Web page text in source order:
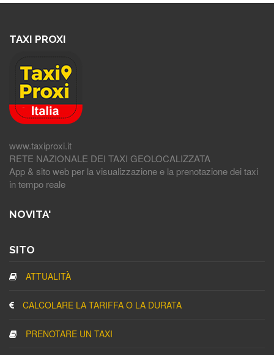
TAXI PROXI
www.taxiproxi.it
RETE NAZIONALE DEI TAXI GEOLOCALIZZATA
App & sito web per la visualizzazione e la prenotazione dei taxi
in tempo reale
NOVITA'
SITO
ATTUALITÀ
CALCOLARE LA TARIFFA O LA DURATA
PRENOTARE UN TAXI